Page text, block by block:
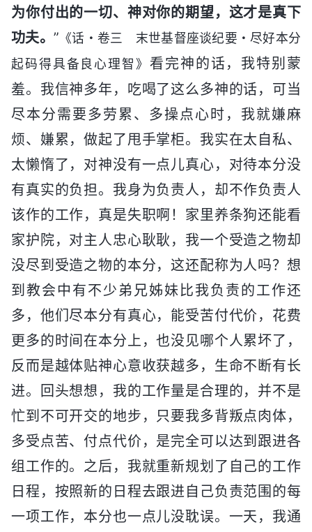
为你付出的一切、神对你的期望，这才是真下
功夫。 ” 《话・卷三 末世基督座谈纪要・尽好本分
起码得具备良心理智》 看完神的话，我特别蒙
羞。我信神多年，吃喝了这么多神的话，可当
尽本分需要多劳累、多操点心时，我就嫌麻
烦、嫌累，做起了甩手掌柜。我实在太自私、
太懒惰了，对神没有一点儿真心，对待本分没
有真实的负担。我身为负责人，却不作负责人
该作的工作，真是失职啊！家里养条狗还能看
家护院，对主人忠心耿耿，我一个受造之物却
没尽到受造之物的本分，这还配称为人吗？想
到教会中有不少弟兄姊妹比我负责的工作还
多，他们尽本分有真心，能受苦付代价，花费
更多的时间在本分上，也没见哪个人累坏了，
反而是越体贴神心意收获越多，生命不断有长
进。回头想想，我的工作量是合理的，并不是
忙到不可开交的地步，只要我多背叛点肉体，
多受点苦、付点代价，是完全可以达到跟进各
组工作的。之后，我就重新规划了自己的工作
日程，按照新的日程去跟进自己负责范围的每
一项工作，本分也一点儿没耽误。一天，我通